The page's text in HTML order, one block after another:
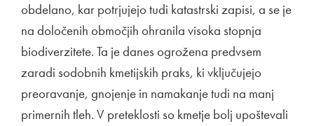
obdelano, kar potrjujejo tudi katastrski zapisi, a se je
na določenih območjih ohranila visoka stopnja
biodiverzitete. Ta je danes ogrožena predvsem
zaradi sodobnih kmetijskih praks, ki vključujejo
preoravanje, gnojenje in namakanje tudi na manj
primernih tleh. V preteklosti so kmetje bolj upoštevali